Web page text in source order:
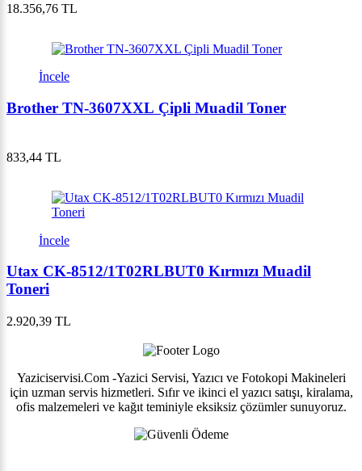
18.356,76 TL
İncele
Brother TN-3607XXL Çipli Muadil Toner
833,44 TL
İncele
Utax CK-8512/1T02RLBUT0 Kırmızı Muadil
Toneri
2.920,39 TL
Yaziciservisi.Com -Yazici Servisi, Yazıcı ve Fotokopi Makineleri
için uzman servis hizmetleri. Sıfır ve ikinci el yazıcı satışı, kiralama,
ofis malzemeleri ve kağıt teminiyle eksiksiz çözümler sunuyoruz.